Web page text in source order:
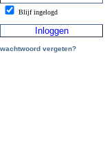
Blijf ingelogd
wachtwoord vergeten?